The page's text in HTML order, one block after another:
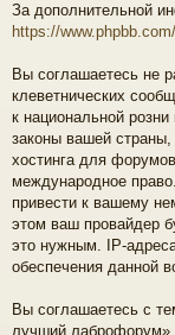
За дополнительной
https://www.phpbb.com/
Вы соглашаетесь не
клеветнических
к национальной
законы вашей страны,
хостинга для
международное
привести к вашему
этом ваш провайдер
это нужным. IP-
обеспечения данной
Вы соглашаетесь с
лучший лаброфорум»